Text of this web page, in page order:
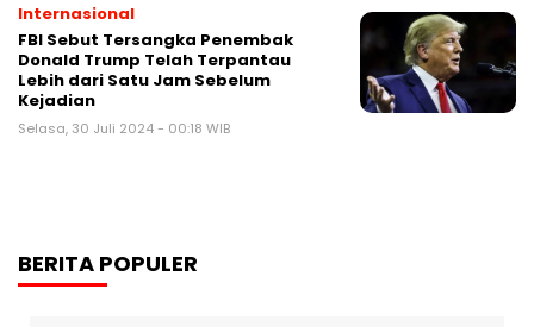
Internasional
FBI Sebut Tersangka Penembak
Donald Trump Telah Terpantau
Lebih dari Satu Jam Sebelum
Kejadian
Selasa, 30 Juli 2024 - 00:18 WIB
BERITA POPULER